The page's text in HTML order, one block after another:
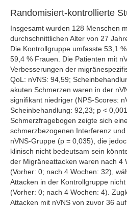
Randomisiert-kontrollierte
Insgesamt wurden 128 Menschen
durchschnittlichen Alter von 27
Die Kontrollgruppe umfasste 53,1
59,4 % Frauen. Die Patienten mit
Verbesserungen der
QoL: nVNS: 94,59;
akuten Schmerzen waren in der
signifikant niedriger (NPS-Scores:
Scheinbehandlung: 92,23; p <
Schmerzfragebogen zeigte sich
schmerzbezogenen Interferenz
nVNS-Gruppe (p = 0,035), die
klinisch nicht bedeutsam sein
der Migräneattacken waren nach 4
(Vorher: 0; nach 4 Wochen: 32),
Attacken in der Kontrollgruppe
(Vorher: 0; nach 4 Wochen: 4).
Attacken mit nVNS von zuvor 36